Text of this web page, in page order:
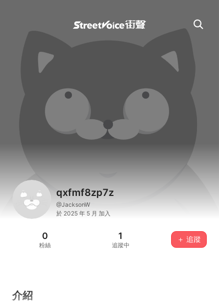
qxfmf8zp7z
@JacksonW
於 2025 年 5 月 加入
0
粉絲
1
追蹤中
＋ 追蹤
介紹